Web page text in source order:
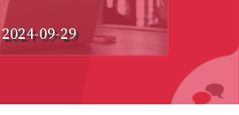
2024-09-29